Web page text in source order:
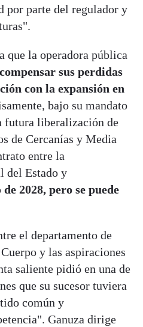
por parte del regulador y
que la operadora pública
sus perdidas
con la expansión en
bajo su mandato
futura liberalización de
de Cercanías y Media
entre la
del Estado y
2028, pero se puede
el departamento de
y las aspiraciones
saliente pidió en una de
que su sucesor tuviera
común y
Ganuza dirige